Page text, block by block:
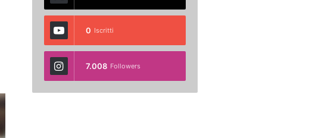
0 Iscritti
7.008 Followers